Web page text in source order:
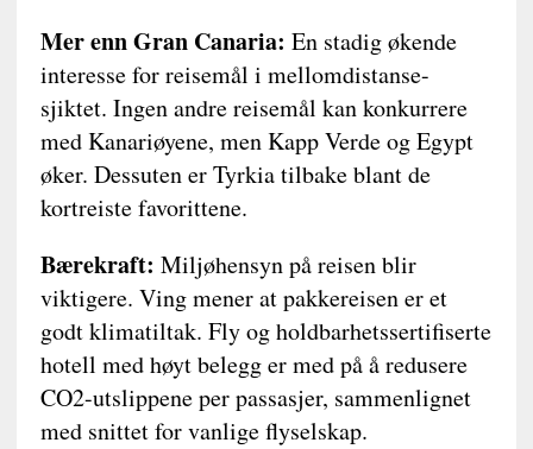
Mer enn Gran Canaria: En stadig økende
interesse for reisemål i mellomdistanse-
sjiktet. Ingen andre reisemål kan konkurrere
med Kanariøyene, men Kapp Verde og Egypt
øker. Dessuten er Tyrkia tilbake blant de
kortreiste favorittene.
Bærekraft: Miljøhensyn på reisen blir
viktigere. Ving mener at pakkereisen er et
godt klimatiltak. Fly og holdbarhetssertifiserte
hotell med høyt belegg er med på å redusere
CO2-utslippene per passasjer, sammenlignet
med snittet for vanlige flyselskap.